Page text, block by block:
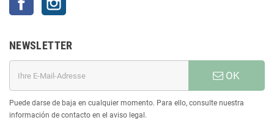
NEWSLETTER
OK
Puede darse de baja en cualquier momento. Para ello, consulte nuestra
información de contacto en el aviso legal.